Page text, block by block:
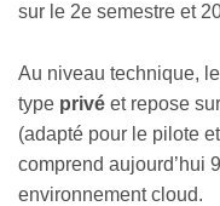
sur le 2e semestre et
Au niveau technique,
type privé et repose
(adapté pour le pilote
comprend aujourd’hui
environnement cloud.